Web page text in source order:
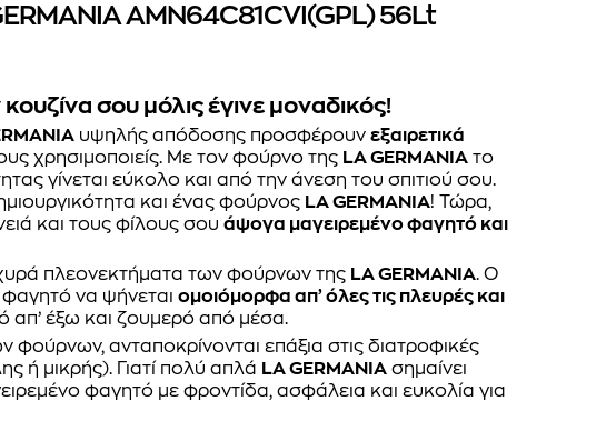
AMN64C81CVI(GPL) 56Lt
σου μόλις έγινε μοναδικός!
υψηλής απόδοσης προσφέρουν εξαιρετικά
χρησιμοποιείς. Με τον φούρνο της LA GERMANIA το
γίνεται εύκολο και από την άνεση του σπιτιού σου.
και ένας φούρνος LA GERMANIA! Τώρα,
και τους φίλους σου άψογα μαγειρεμένο φαγητό και
πλεονεκτήματα των φούρνων της LA GERMANIA. Ο
φαγητό να ψήνεται ομοιόμορφα απ’ όλες τις πλευρές και
απ’ έξω και ζουμερό από μέσα.
φούρνων, ανταποκρίνονται επάξια στις διατροφικές
ή μικρής). Γιατί πολύ απλά LA GERMANIA σημαίνει
φαγητό με φροντίδα, ασφάλεια και ευκολία για